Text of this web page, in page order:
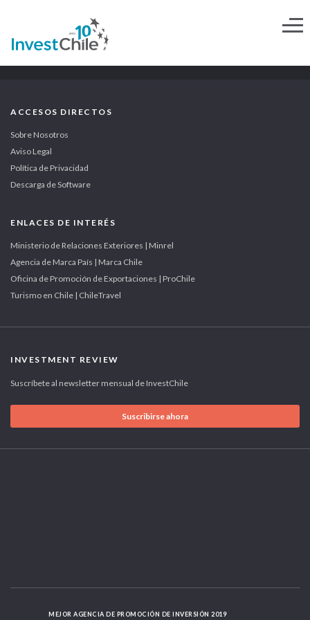
ACCESOS DIRECTOS
Sobre Nosotros
Aviso Legal
Política de Privacidad
Descarga de Software
ENLACES DE INTERÉS
Ministerio de Relaciones Exteriores | Minrel
Agencia de Marca País | Marca Chile
Oficina de Promoción de Exportaciones | ProChile
Turismo en Chile | ChileTravel
INVESTMENT REVIEW
Suscríbete al newsletter mensual de InvestChile
Suscribirse ahora
MEJOR AGENCIA DE PROMOCIÓN DE INVERSIÓN 2019